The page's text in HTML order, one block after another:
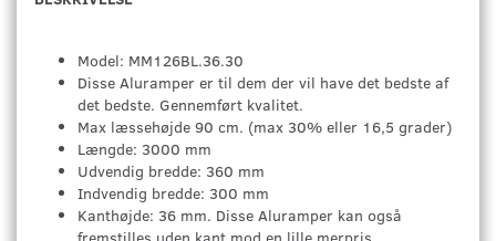
Model: MM126BL.36.30
Disse Aluramper er til dem der vil have det bedste af
det bedste. Gennemført kvalitet.
Max læssehøjde 90 cm. (max 30% eller 16,5 grader)
Længde: 3000 mm
Udvendig bredde: 360 mm
Indvendig bredde: 300 mm
Kanthøjde: 36 mm. Disse Aluramper kan også
fremstilles uden kant mod en lille merpris.